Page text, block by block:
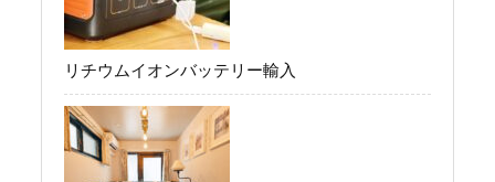
リチウムイオンバッテリー輸入